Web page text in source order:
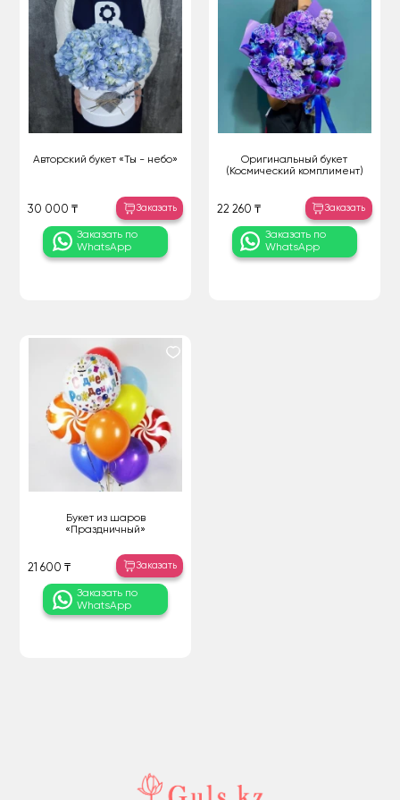
Авторский букет «Ты - небо»
30 000 ₸ Заказать
Заказать по
WhatsApp
Оригинальный букет
(Космический комплимент)
22 260 ₸ Заказать
Заказать по
WhatsApp
Букет из шаров
«Праздничный»
21 600 ₸ Заказать
Заказать по
WhatsApp